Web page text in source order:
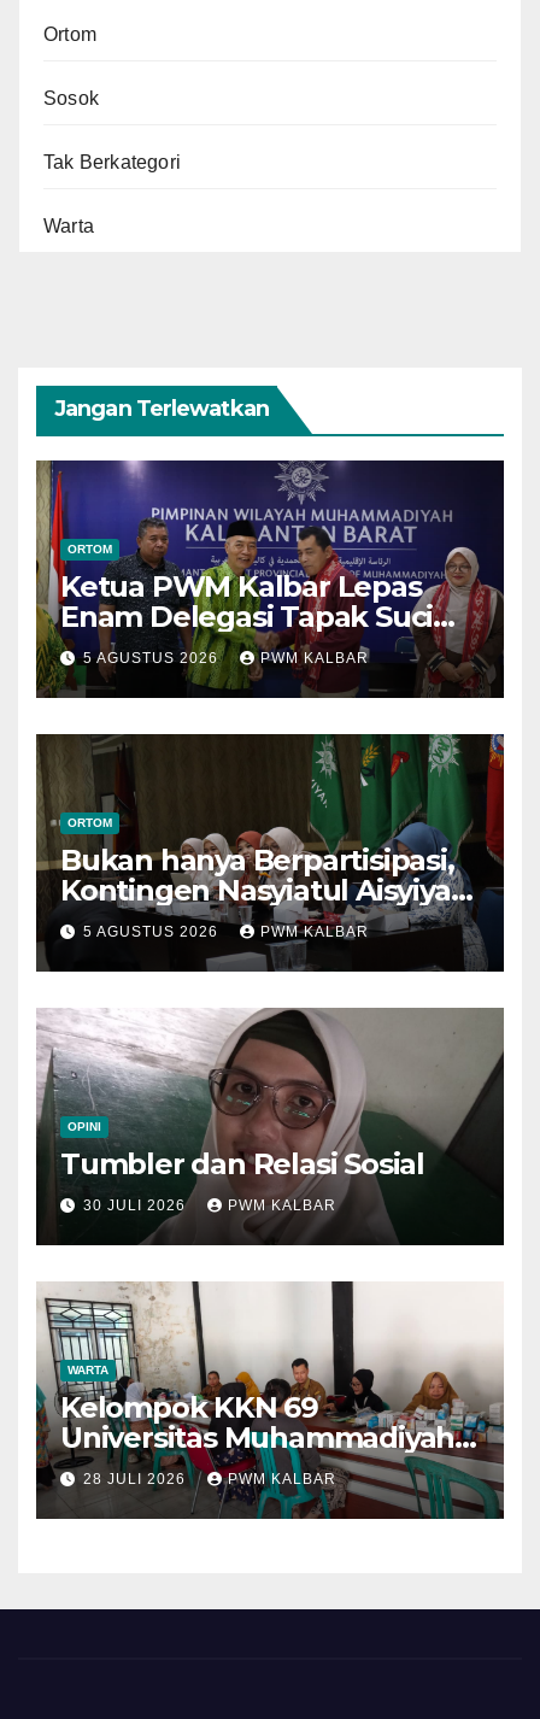
Ortom
Sosok
Tak Berkategori
Warta
Jangan Terlewatkan
ORTOM
Ketua PWM Kalbar Lepas
Enam Delegasi Tapak Suci
Menuju Muktamar XVI di
Semarang
5 AGUSTUS 2026 PWM KALBAR
ORTOM
Bukan hanya Berpartisipasi,
Kontingen Nasyiatul Aisyiyah
Kalbar Perjuangkan Program
di Muktamar XV
5 AGUSTUS 2026 PWM KALBAR
OPINI
Tumbler dan Relasi Sosial
30 JULI 2026 PWM KALBAR
WARTA
Kelompok KKN 69
Universitas Muhammadiyah
Pontianak Dibagi Dua Tim,
Cat Bangunan dan Dampingi
Pelayanan Posyandu Lansia
28 JULI 2026 PWM KALBAR